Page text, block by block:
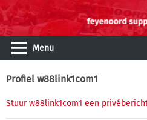
Menu
Profiel w88link1com1
Stuur w88link1com1 een